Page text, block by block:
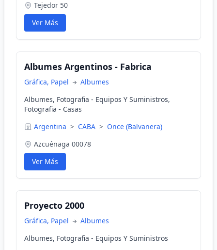
Tejedor 50
Ver Más
Albumes Argentinos - Fabrica
Gráfica, Papel
Albumes
Albumes, Fotografia - Equipos Y Suministros,
Fotografia - Casas
Argentina > CABA > Once (Balvanera)
Azcuénaga 00078
Ver Más
Proyecto 2000
Gráfica, Papel
Albumes
Albumes, Fotografia - Equipos Y Suministros